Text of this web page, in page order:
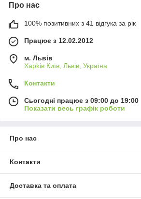
Про нас
100% позитивних з 41 відгука за рік
Працює з 12.02.2012
м. Львів
Харkiв Київ, Львів, Україна
Контакти
Сьогодні працює з 09:00 до 19:00
Показати весь графік роботи
Про нас
Контакти
Доставка та оплата